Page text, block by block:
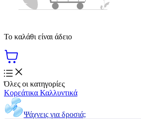
Το καλάθι είναι άδειο
Όλες οι κατηγορίες
Κορεάτικα Καλλυντικά
Ψάχνεις για δροσιά;